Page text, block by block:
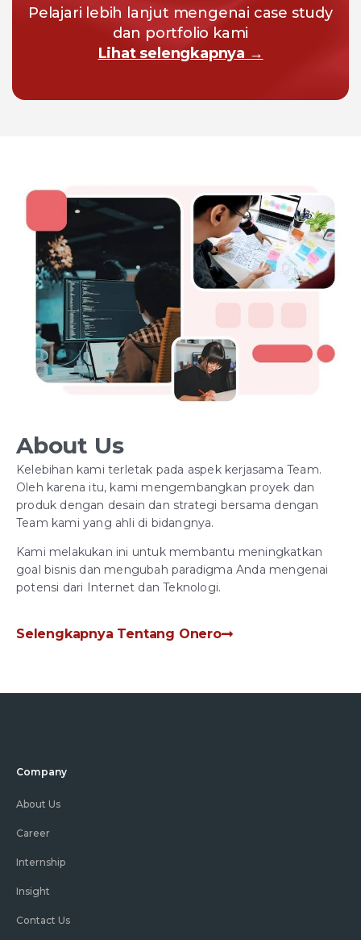
Pelajari lebih lanjut mengenai case study
dan portfolio kami
Lihat selengkapnya →
About Us
Kelebihan kami terletak pada aspek kerjasama Team.
Oleh karena itu, kami mengembangkan proyek dan
produk dengan desain dan strategi bersama dengan
Team kami yang ahli di bidangnya.
Kami melakukan ini untuk membantu meningkatkan
goal bisnis dan mengubah paradigma Anda mengenai
potensi dari Internet dan Teknologi.
Selengkapnya Tentang Onero
Company
About Us
Career
Internship
Insight
Contact Us